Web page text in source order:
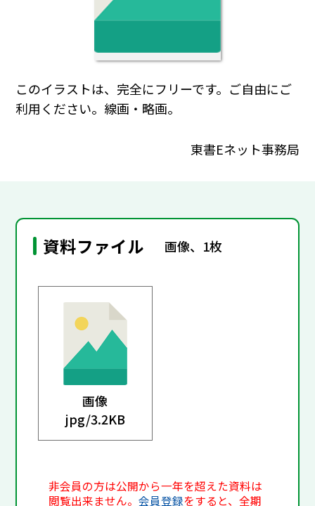
このイラストは、完全にフリーです。ご自由にご
利用ください。線画・略画。
東書Eネット事務局
資料ファイル 画像、1枚
画像
jpg/3.2KB
非会員の方は公開から一年を超えた資料は
閲覧出来ません。会員登録をすると、全期